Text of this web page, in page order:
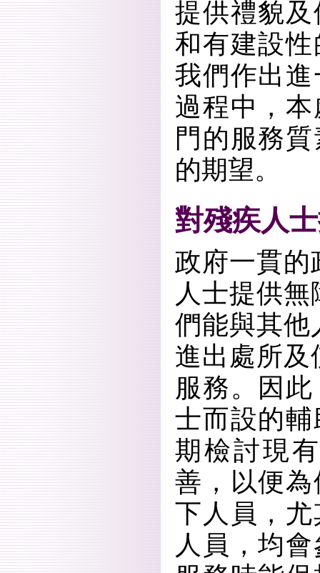
提供禮貌
和有建設
我們作出
過程中，
門的服務
的期望。
對殘疾人
政府一貫的
人士提供
們能與其他
進出處所及
服務。因
士而設的
期檢討現
善，以便
下人員，
人員，均